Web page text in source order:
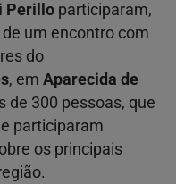
Perillo participaram,
um encontro com
do
, em Aparecida de
de 300 pessoas, que
participaram
os principais